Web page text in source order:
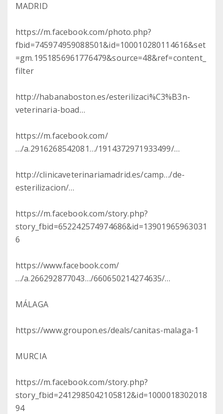
MADRID
https://m.facebook.com/photo.php?
fbid=745974959088501&id=100010280114616&set
=gm.1951856961776479&source=48&ref=content_
filter
http://habanaboston.es/esterilizaci%C3%B3n-
veterinaria-boad…
https://m.facebook.com/
…/a.2916268542081…/1914372971933499/…
http://clinicaveterinariamadrid.es/camp…/de-
esterilizacion/…
https://m.facebook.com/story.php?
story_fbid=652242574974686&id=13901965963031
6
https://www.facebook.com/
…/a.266292877043…/660650214274635/…
MÁLAGA
https://www.groupon.es/deals/canitas-malaga-1
MURCIA
https://m.facebook.com/story.php?
story_fbid=2412985042105812&id=1000018302018
94